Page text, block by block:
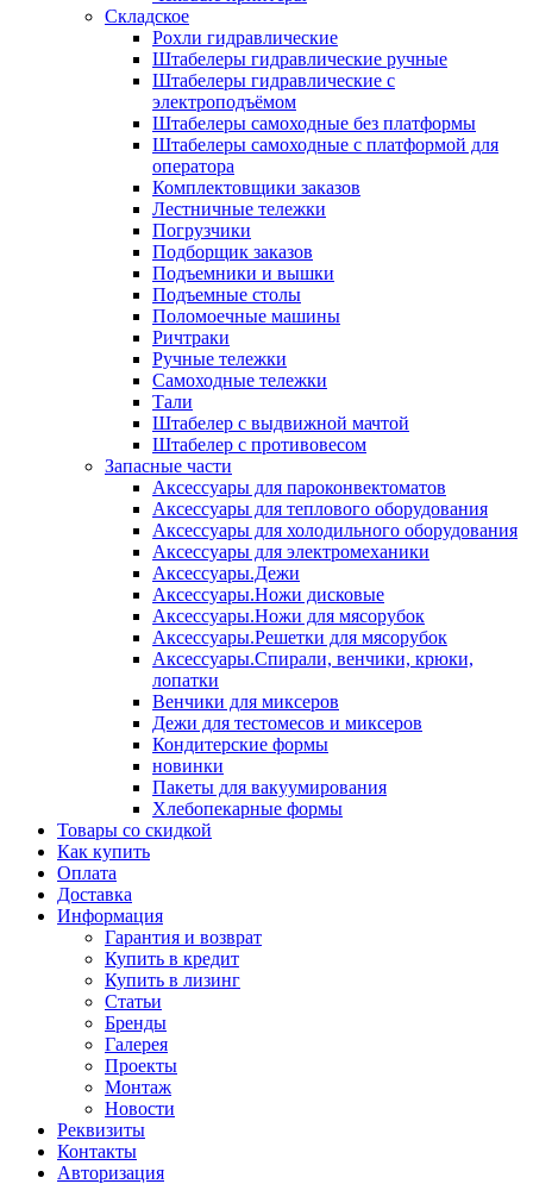
Складское
Рохли гидравлические
Штабелеры гидравлические ручные
Штабелеры гидравлические с
электроподъёмом
Штабелеры самоходные без платформы
Штабелеры самоходные с платформой для
оператора
Комплектовщики заказов
Лестничные тележки
Погрузчики
Подборщик заказов
Подъемники и вышки
Подъемные столы
Поломоечные машины
Ричтраки
Ручные тележки
Самоходные тележки
Тали
Штабелер с выдвижной мачтой
Штабелер с противовесом
Запасные части
Аксессуары для пароконвектоматов
Аксессуары для теплового оборудования
Аксессуары для холодильного оборудования
Аксессуары для электромеханики
Аксессуары.Дежи
Аксессуары.Ножи дисковые
Аксессуары.Ножи для мясорубок
Аксессуары.Решетки для мясорубок
Аксессуары.Спирали, венчики, крюки,
лопатки
Венчики для миксеров
Дежи для тестомесов и миксеров
Кондитерские формы
новинки
Пакеты для вакуумирования
Хлебопекарные формы
Товары со скидкой
Как купить
Оплата
Доставка
Информация
Гарантия и возврат
Купить в кредит
Купить в лизинг
Статьи
Бренды
Галерея
Проекты
Монтаж
Новости
Реквизиты
Контакты
Авторизация